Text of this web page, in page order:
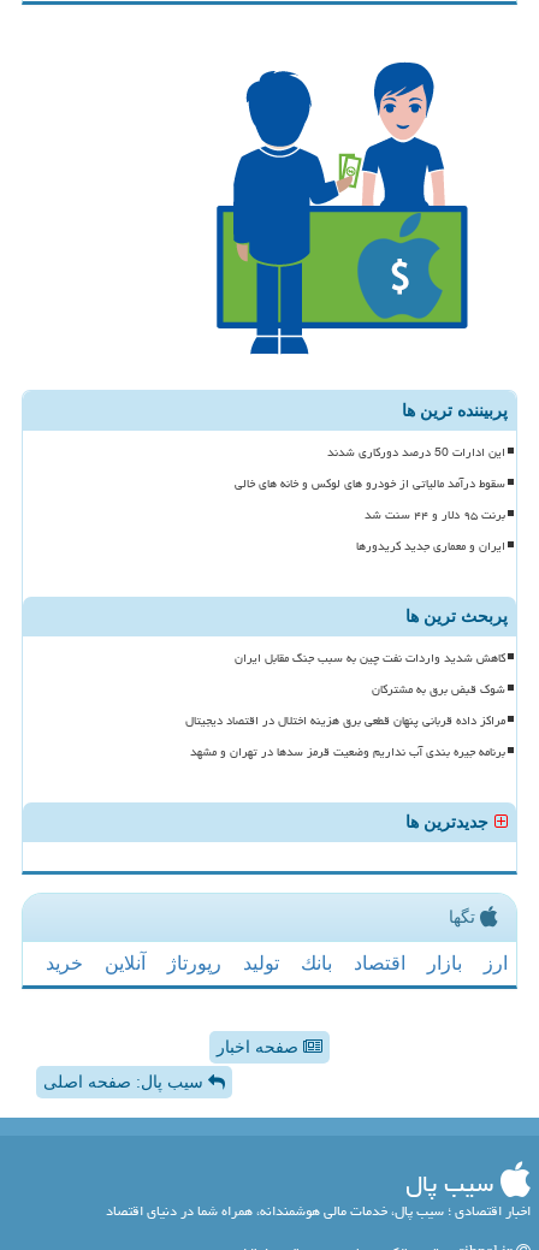
پربیننده ترین ها
این ادارات 50 درصد دورکاری شدند
سقوط درآمد مالیاتی از خودرو های لوکس و خانه های خالی
برنت ۹۵ دلار و ۴۴ سنت شد
ایران و معماری جدید کریدورها
پربحث ترین ها
کاهش شدید واردات نفت چین به سبب جنگ مقابل ایران
شوک قبض برق به مشترکان
مراکز داده قربانی پنهان قطعی برق هزینه اختلال در اقتصاد دیجیتال
برنامه جیره بندی آب نداریم وضعیت قرمز سدها در تهران و مشهد
جدیدترین ها
تگها
ارز بازار اقتصاد بانك تولید رپورتاژ آنلاین خرید
صفحه اخبار
سیب پال: صفحه اصلی
سیب پال
اخبار اقتصادی ؛ سیب پال، خدمات مالی هوشمندانه، همراه شما در دنیای اقتصاد